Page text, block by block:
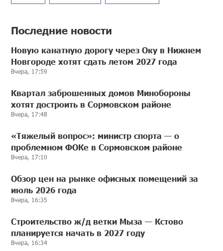
Последние новости
Новую канатную дорогу через Оку в Нижнем
Новгороде хотят сдать летом 2027 года
Вчера, 17:59
Квартал заброшенных домов Минобороны
хотят достроить в Сормовском районе
Вчера, 17:48
«Тяжелый вопрос»: министр спорта — о
проблемном ФОКе в Сормовском районе
Вчера, 17:10
Обзор цен на рынке офисных помещений за
июль 2026 года
Вчера, 16:35
Строительство ж/д ветки Мыза — Кстово
планируется начать в 2027 году
Вчера, 16:34